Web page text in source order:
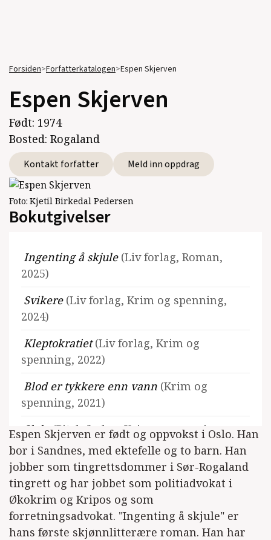
Forsiden>Forfatterkatalogen>Espen Skjerven
Espen Skjerven
Født: 1974
Bosted: Rogaland
Kontakt forfatter Meld inn oppdrag
Foto: Kjetil Birkedal Pedersen
Bokutgivelser
Ingenting å skjule (Liv forlag, Roman,
2025)
Svikere (Liv forlag, Krim og spenning,
2024)
Kleptokratiet(Liv forlag, Krim og
spenning, 2022)
Blod er tykkere enn vann (Krim og
spenning, 2021)
Slakt(Pitch forlag, Krim og spenning,
2019)
Se alle utgivelser
Espen Skjerven er født og oppvokst i Oslo. Han
bor i Sandnes, med ektefelle og to barn. Han
jobber som tingrettsdommer i Sør-Rogaland
tingrett og har jobbet som politiadvokat i
Økokrim og Kripos og som
forretningsadvokat. "Ingenting å skjule" er
hans første skjønnlitterære roman. Han har